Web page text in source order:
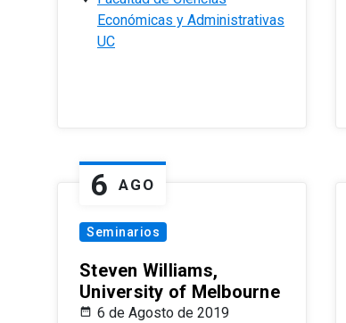
Económicas y Administrativas
UC
6 AGO
Seminarios
Steven Williams,
University of Melbourne
6 de Agosto de 2019